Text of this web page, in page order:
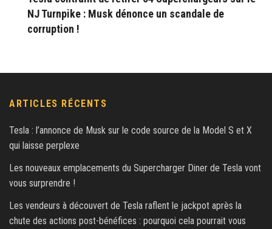
NJ Turnpike : Musk dénonce un scandale de
corruption !
ARTICLES RÉCENTS
Tesla : l’annonce de Musk sur le code source de la Model S et X
qui laisse perplexe
Les nouveaux emplacements du Supercharger Diner de Tesla vont
vous surprendre !
Les vendeurs à découvert de Tesla raflent le jackpot après la
chute des actions post-bénéfices : pourquoi cela pourrait vous